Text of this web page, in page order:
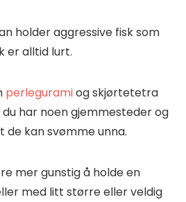
holder aggressive fisk som
er alltid lurt.
perleguramiog skjørtetetra
har noen gjemmesteder og
kan svømme unna.
mer gunstig å holde en
med litt større eller veldig